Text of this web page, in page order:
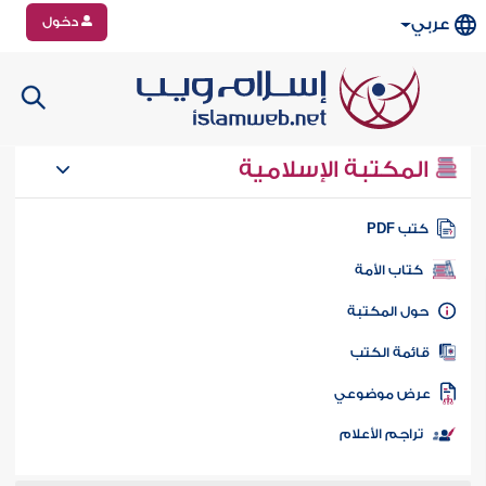
عربي دخول
المكتبة الإسلامية
كتب PDF
كتاب الأمة
المكتبة
الكتب
موضوعي